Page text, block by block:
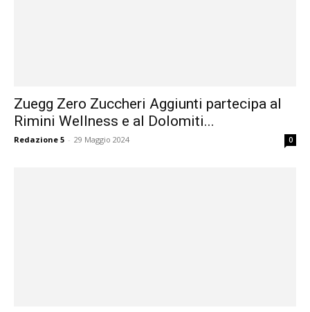
Zuegg Zero Zuccheri Aggiunti partecipa al
Rimini Wellness e al Dolomiti...
Redazione 5 - 29 Maggio 2024 0